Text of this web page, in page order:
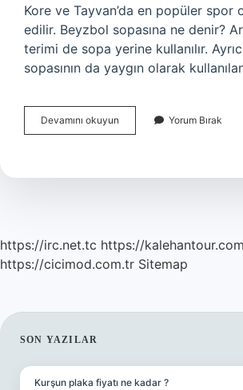
Kore ve Tayvan’da en popüler spor
edilir. Beyzbol sopasına ne denir?
terimi de sopa yerine kullanılır.
sopasının da yaygın olarak
Devamını okuyun Beyzbol
Oynanan
Denir
Yorum Bırak
https://irc.net.tc https://
https://cicimod.com.tr Sitemap
SIDEBAR
SON YAZILAR
Kurşun plaka fiyatı ne kadar ?